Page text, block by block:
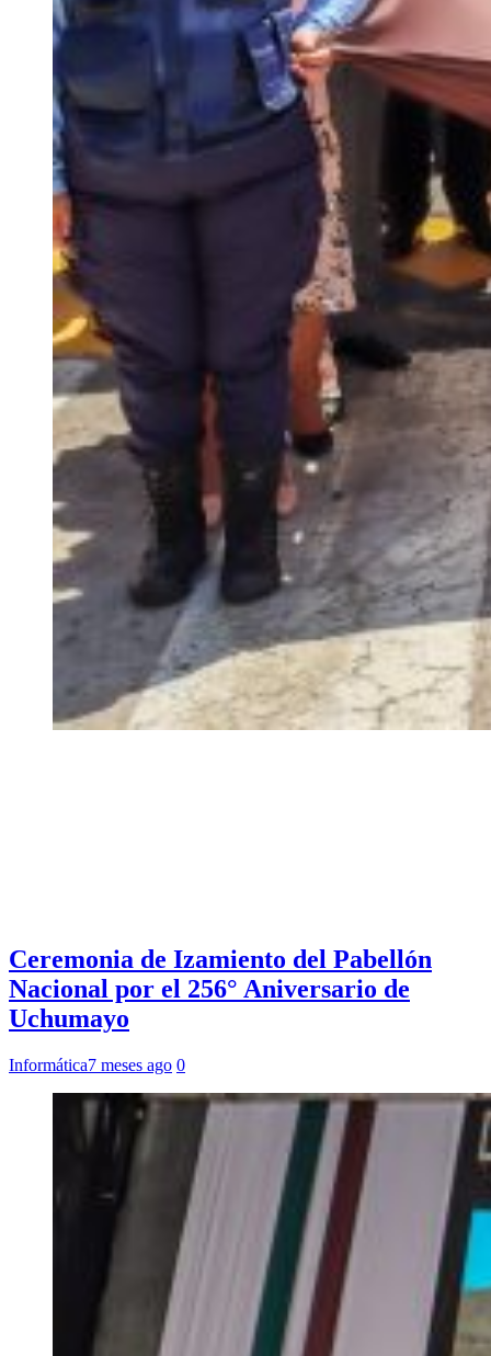
Ceremonia de Izamiento del Pabellón
Nacional por el 256° Aniversario de
Uchumayo
Informática7 meses ago 0